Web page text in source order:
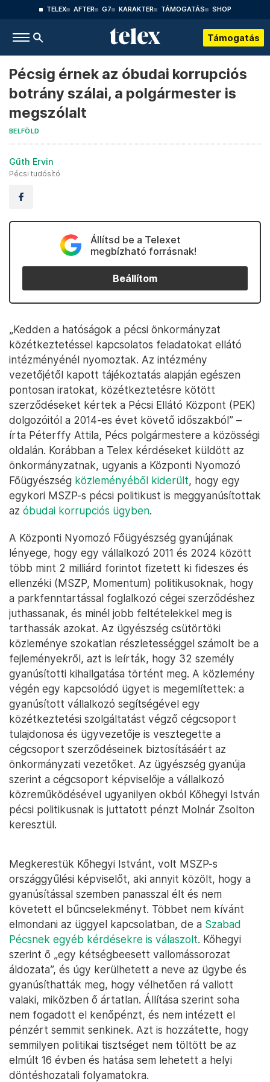
TELEX AFTER G7 KARAKTER TÁMOGATÁS SHOP
Támogatás
Pécsig érnek az óbudai korrupciós
botrány szálai, a polgármester is
megszólalt
BELFÖLD
Gűth Ervin
Pécsi tudósító
Állítsd be a Telexet
megbízható forrásnak!
Beállítom
„Kedden a hatóságok a pécsi önkormányzat
közétkeztetéssel kapcsolatos feladatokat ellátó
intézményénél nyomoztak. Az intézmény
vezetőjétől kapott tájékoztatás alapján egészen
pontosan iratokat, közétkeztetésre kötött
szerződéseket kértek a Pécsi Ellátó Központ (PEK)
dolgozóitól a 2014-es évet követő időszakból” –
írta Péterffy Attila, Pécs polgármestere a közösségi
oldalán. Korábban a Telex kérdéseket küldött az
önkormányzatnak, ugyanis a Központi Nyomozó
Főügyészség közleményéből kiderült, hogy egy
egykori MSZP-s pécsi politikust is meggyanúsítottak
az óbudai korrupciós ügyben.
A Központi Nyomozó Főügyészség gyanújának
lényege, hogy egy vállalkozó 2011 és 2024 között
több mint 2 milliárd forintot fizetett ki fideszes és
ellenzéki (MSZP, Momentum) politikusoknak, hogy
a parkfenntartással foglalkozó cégei szerződéshez
juthassanak, és minél jobb feltételekkel meg is
tarthassák azokat. Az ügyészség csütörtöki
közleménye szokatlan részletességgel számolt be a
fejleményekről, azt is leírták, hogy 32 személy
gyanúsítotti kihallgatása történt meg. A közlemény
végén egy kapcsolódó ügyet is megemlítettek: a
gyanúsított vállalkozó segítségével egy
közétkeztetési szolgáltatást végző cégcsoport
tulajdonosa és ügyvezetője is vesztegette a
cégcsoport szerződéseinek biztosításáért az
önkormányzati vezetőket. Az ügyészség gyanúja
szerint a cégcsoport képviselője a vállalkozó
közreműködésével ugyanilyen okból Kőhegyi István
pécsi politikusnak is juttatott pénzt Molnár Zsolton
keresztül.
Megkerestük Kőhegyi Istvánt, volt MSZP-s
országgyűlési képviselőt, aki annyit közölt, hogy a
gyanúsítással szemben panasszal élt és nem
követett el bűncselekményt. Többet nem kívánt
elmondani az üggyel kapcsolatban, de a Szabad
Pécsnek egyéb kérdésekre is válaszolt. Kőhegyi
szerint ő „egy kétségbeesett vallomássorozat
áldozata”, és úgy kerülhetett a neve az ügybe és
gyanúsíthatták meg, hogy vélhetően rá vallott
valaki, miközben ő ártatlan. Állítása szerint soha
nem fogadott el kenőpénzt, és nem intézett el
pénzért semmit senkinek. Azt is hozzátette, hogy
semmilyen politikai tisztséget nem töltött be az
elmúlt 16 évben és hatása sem lehetett a helyi
döntéshozatali folyamatokra.